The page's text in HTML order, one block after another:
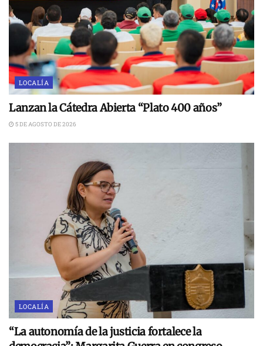
LOCALÍA
Lanzan la Cátedra Abierta “Plato 400 años”
5 DE AGOSTO DE 2026
LOCALÍA
“La autonomía de la justicia fortalece la